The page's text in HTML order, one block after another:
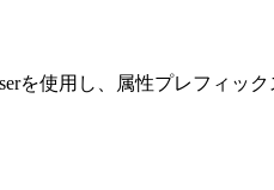
を使用し、属性プレフィッ